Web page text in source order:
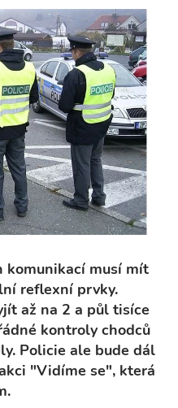
komunikací musí mít
reflexní prvky.
až na 2 a půl tisíce
kontroly chodců
Policie ale bude dál
"Vidíme se", která